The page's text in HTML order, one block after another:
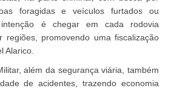
foragidas e veículos furtados ou
é chegar em cada rodovia
regiões, promovendo uma fiscalização
Alarico.
além da segurança viária, também
de acidentes, trazendo economia